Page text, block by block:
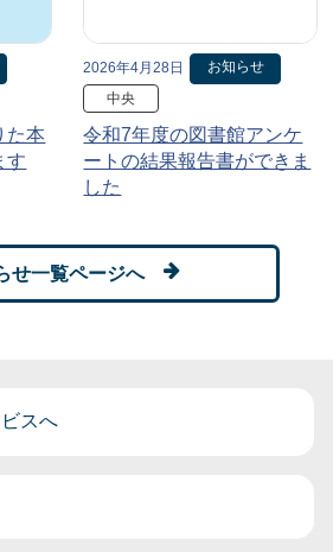
た本
す
2026年4月28日
お知らせ
中央
令和7年度の図書館アンケ
ートの結果報告書ができま
した
せ一覧ページへ
スへ